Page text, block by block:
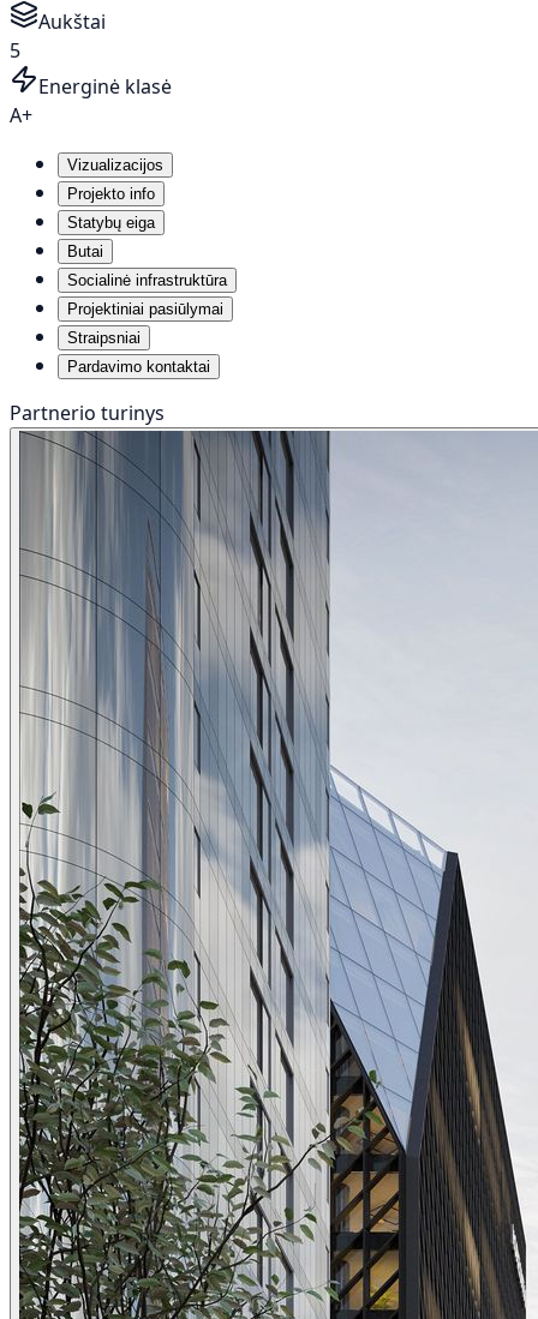
Aukštai
5
Energinė klasė
A+
Vizualizacijos
Projekto info
Statybų eiga
Butai
Socialinė infrastruktūra
Projektiniai pasiūlymai
Straipsniai
Pardavimo kontaktai
Partnerio turinys